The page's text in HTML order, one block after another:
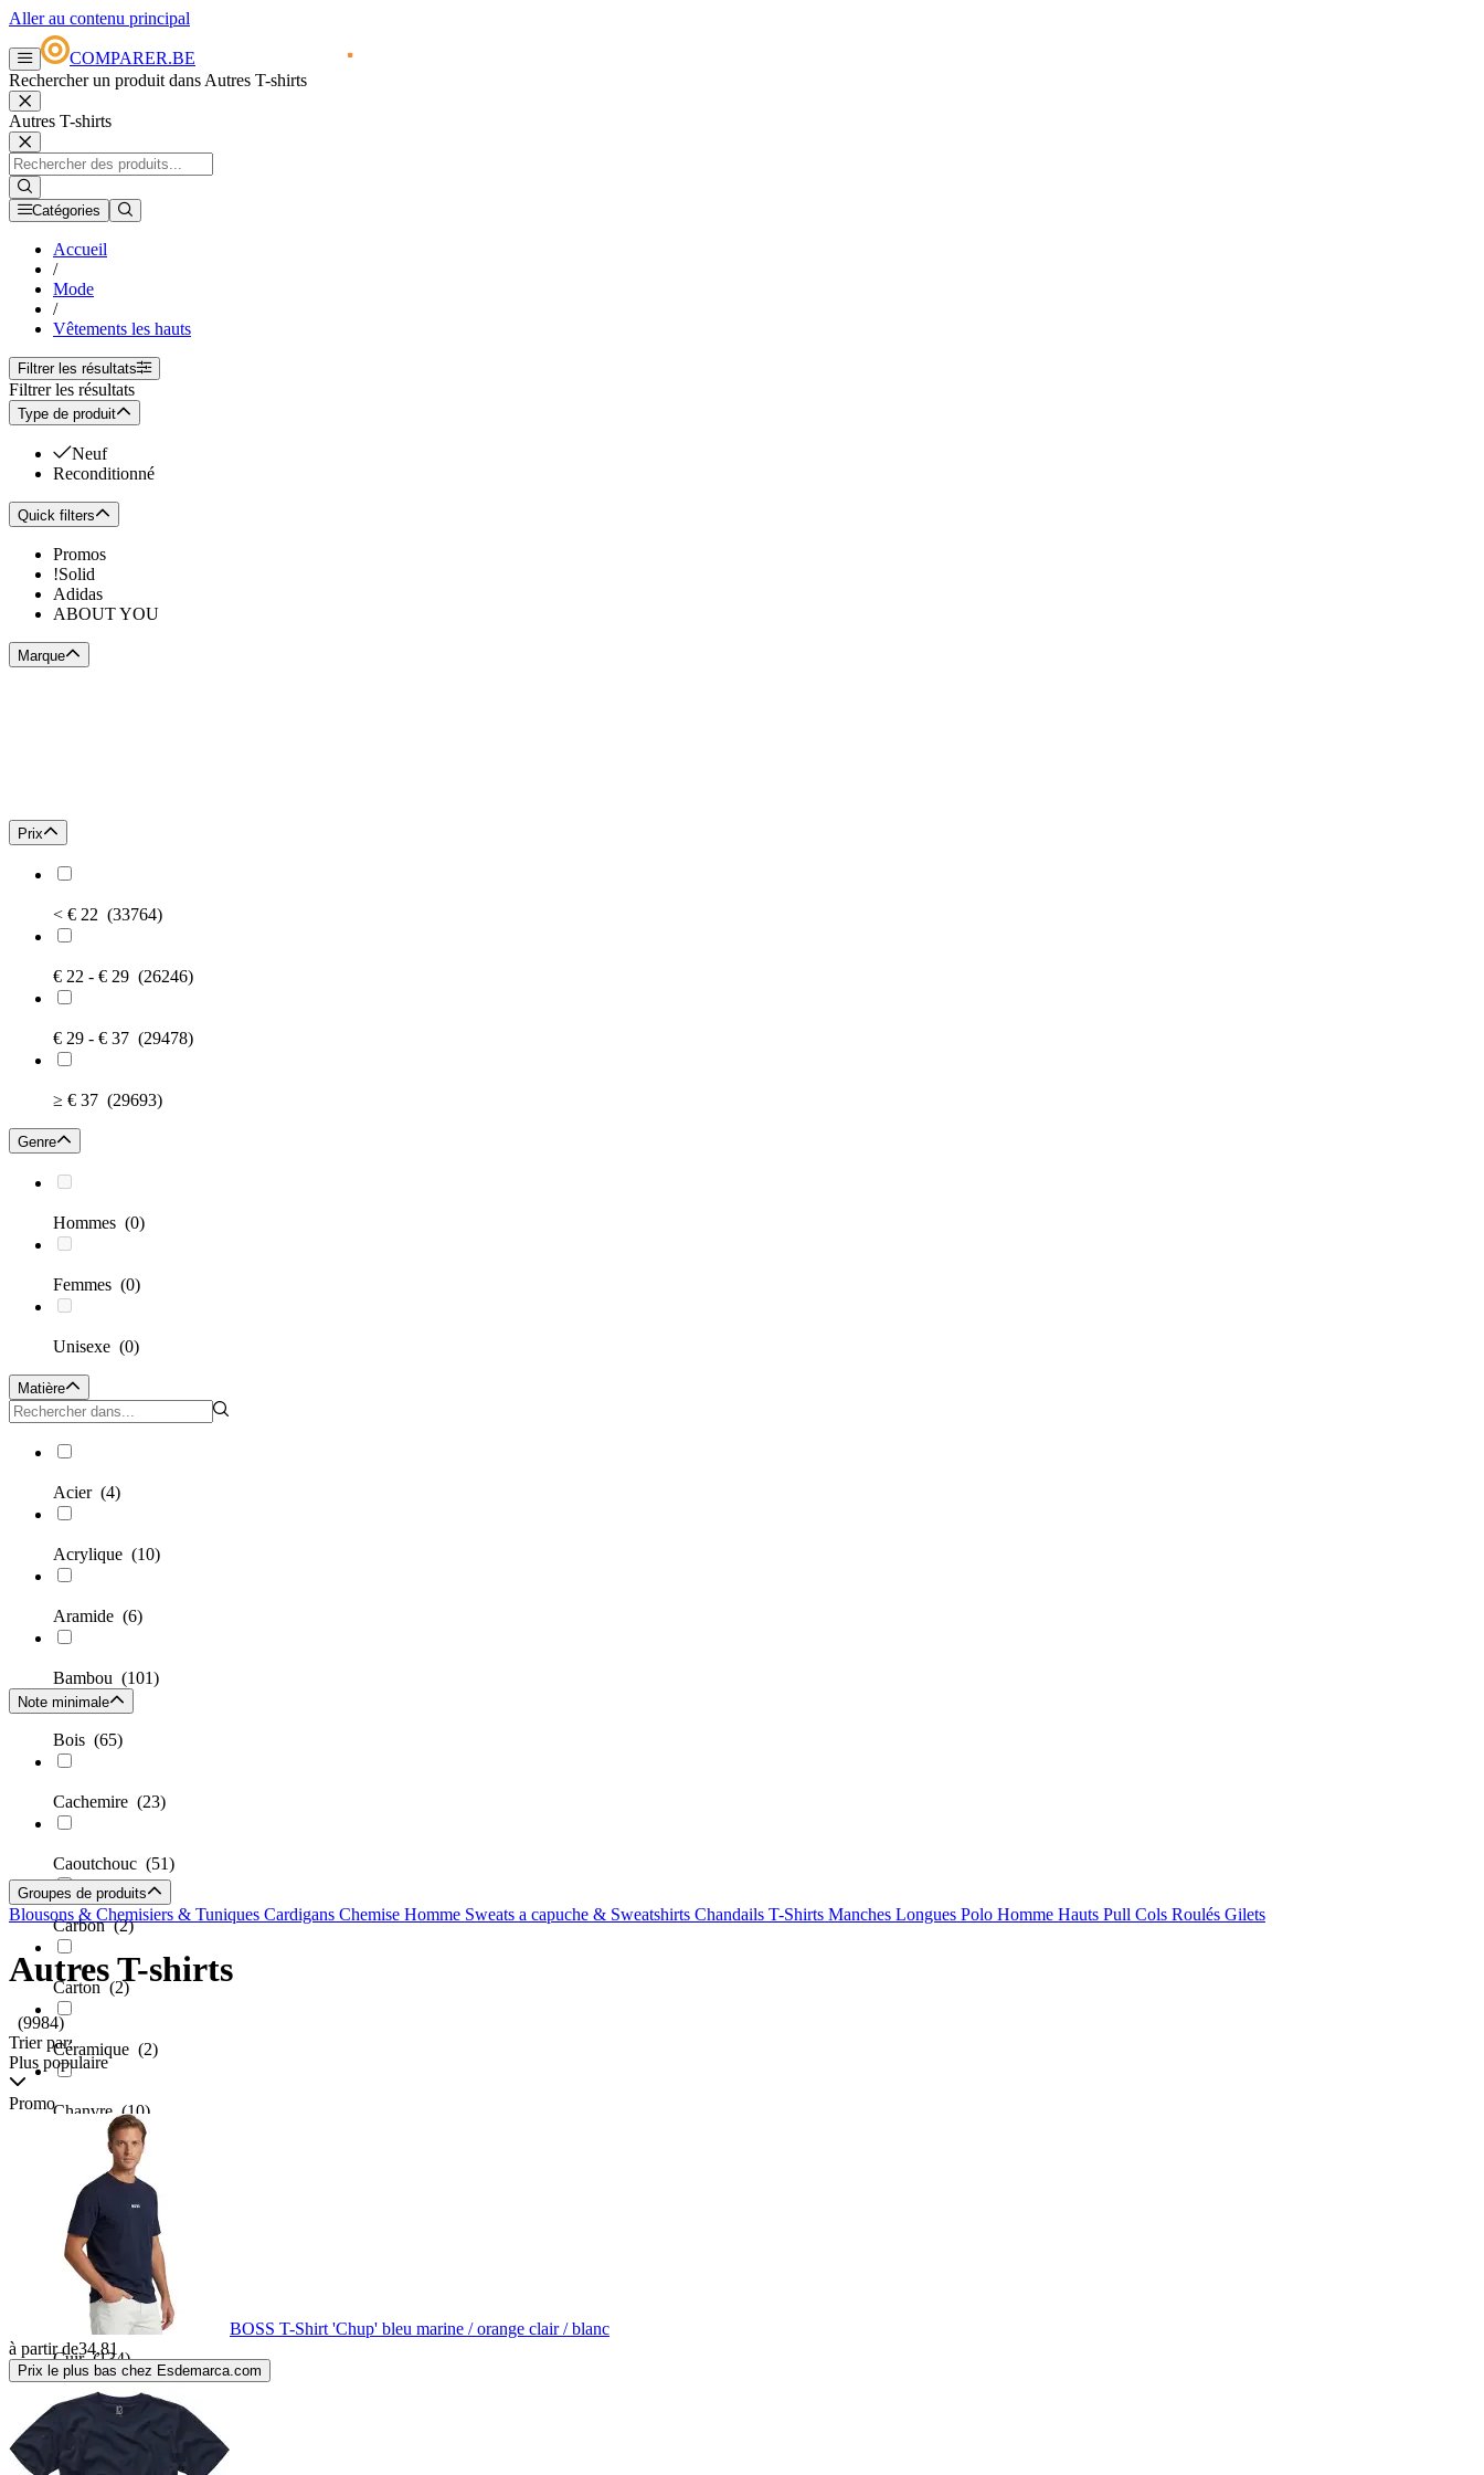
Aller au contenu principal
COMPARER.BE
Rechercher un produit dans Autres T-shirts
Autres T-shirts
Catégories
Accueil
/
Mode
/
Vêtements les hauts
Filtrer les résultats
Filtrer les résultats
Type de produit
Neuf
Reconditionné
Quick filters
Promos
!Solid
Adidas
ABOUT YOU
Marque
Prix
< € 22 (33764)
€ 22 - € 29 (26246)
€ 29 - € 37 (29478)
≥ € 37 (29693)
Genre
Hommes (0)
Femmes (0)
Unisexe (0)
Matière
Acier (4)
Acrylique (10)
Aramide (6)
Bambou (101)
Bois (65)
Cachemire (23)
Caoutchouc (51)
Carbon(2)
Carton(2)
Céramique (2)
Chanvre(10)
Chêne(1)
Cordura
Coton(74837)
Cuir(134)
Daim (4)
Note minimale
Groupes de produits
Blousons & Chemisiers & Tuniques Cardigans Chemise Homme Sweats a capuche & Sweatshirts Chandails T-Shirts Manches Longues Polo Homme Hauts Pull Cols Roulés Gilets
Autres T-shirts
(9984)
Trier par:
Plus populaire
Promo
BOSS T-Shirt 'Chup' bleu marine / orange clair / blanc
à partir de34,81
Prix le plus bas chez Esdemarca.com